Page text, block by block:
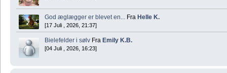
God æglægger er blevet en... Fra Helle K.
[17 Juli , 2026, 21:37]
Bielefelder i sølv Fra Emily K.B.
[04 Juli , 2026, 16:23]